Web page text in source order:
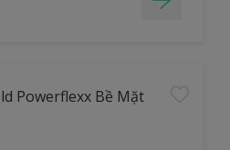
Powerflexx Bề Mặt